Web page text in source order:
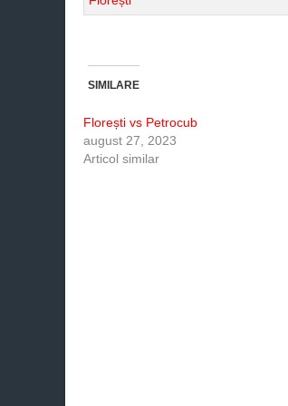
SIMILARE
Florești vs Petrocub
august 27, 2023
Articol similar